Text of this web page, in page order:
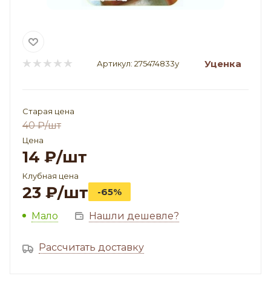
Артикул: 275474833у Уценка
Старая цена
40₽/шт
Цена
14 ₽/шт
Клубная цена
23 ₽/шт -65%
Мало Нашли дешевле?
Рассчитать доставку